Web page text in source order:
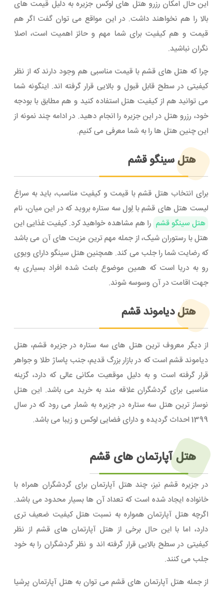
این حال امکان رزرو هتل های لوکس جزیره به دلیل قیمت های
بالا را هم نخواهند داشت. در این مواقع می توان گفت اگر هم
قیمت و هم کیفیت برای شما مهم و حائز اهمیت است، اصلا
نگران نباشید.
چرا که هتل های قشم با قیمت مناسبی هم وجود دارند که از نظر
کیفیتی در سطح قابل قبول و بالایی قرار گرفته اند. اینگونه شما
می توانید هم از کیفیت هتل استفاده کنید و هم مطابق با بودجه
خود، رزرو هتل در این جزیره را انجام دهید. در ادامه چند نمونه از
این چنین هتل ها را به شما معرفی می کنیم.
هتل سینگو قشم
برای انتخاب هتل قشم با قیمت و کیفیت مناسب، باید به سراغ
لیست هتل های قشم با لِول سه ستاره بروید که در این میان، نام
هتل سینگو قشم را هم مشاهده خواهید کرد. کیفیت غذایی این
هتل با رستوران شیک، از جمله مهم ترین مزیت های آن می باشد
که رضایت شما را جلب می کند. همچنین هتل سینگو دارای ویوی
رو به دریا است که همین موضوع باعث شده افراد بسیاری به
جهت اقامت در آن وسوسه شوند.
هتل دیاموند قشم
از دیگر معروف ترین هتل های سه ستاره در جزیره قشم، هتل
دیاموند قشم است که در بازار بزرگ قدیم، جنب پاساژ طلا و جواهر
قرار گرفته است و به دلیل موقعیت مکانی عالی که دارد، گزینه
مناسبی برای گردشگران علاقه مند به خرید می باشد. این هتل
نوساز ترین هتل سه ستاره در جزیره به شمار می رود که در سال
1399 احداث گردیده و دارای فضایی لوکس و زیبا می باشد.
هتل آپارتمان های قشم
در جزیره قشم نیز، چند هتل آپارتمان برای گردشگران همراه با
خانواده ایجاد شده است که تعداد آن ها بسیار محدود می باشد.
اگرچه هتل آپارتمان همواره به نسبت هتل کیفیت ضعیف تری
دارد، اما با این حال برخی از هتل آپارتمان های قشم از نظر
کیفیتی در سطح بالایی قرار گرفته اند و نظر گردشگران را به خود
جلب می کنند.
از جمله هتل آپارتمان های قشم می توان به هتل آپارتمان پرشیا